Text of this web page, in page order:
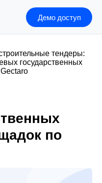
Демо доступ
тендеры:
государственных
по